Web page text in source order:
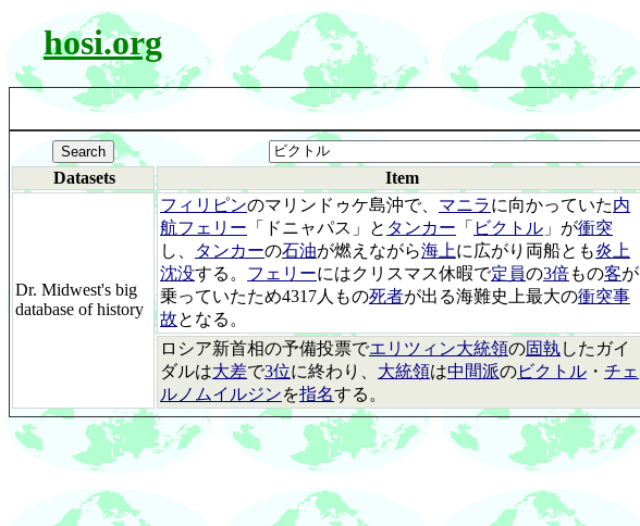
hosi.org
Datasets Item
Dr. Midwest's big
database of history
フィリピンのマリンドゥケ島沖で、 マニラに向かっていた内
航フェリー 「ドニャパス」と タンカー 「 ビクトル 」が衝突
し、
タンカーの石油が燃えながら海上に広がり両船とも炎上
沈没する。 フェリーにはクリスマス休暇で定員の3倍もの客が
乗っていたため4317人もの死者が出る海難史上最大の衝突事
故となる。
ロシア新首相の予備投票でエリツィン大統領の固執したガイ
ダルは大差で3位に終わり、 大統領は中間派のビクトル ・ チェ
ルノムイルジンを指名する。